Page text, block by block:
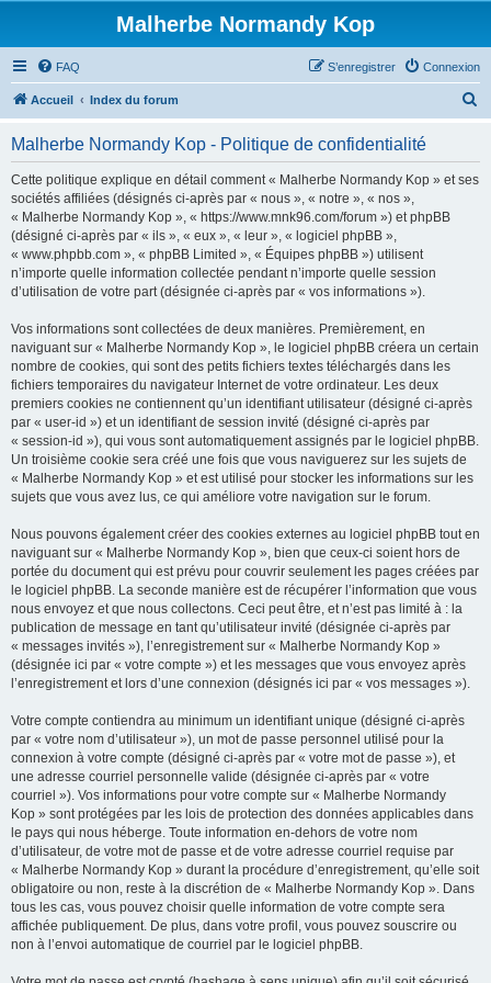
Malherbe Normandy Kop
FAQ Connexion
S’enregistrer
Accueil Index du forum
Malherbe Normandy Kop - Politique de confidentialité
Cette politique explique en détail comment « Malherbe Normandy Kop » et ses
sociétés affiliées (désignés ci-après par « nous », « notre », « nos »,
« Malherbe Normandy Kop », « https://www.mnk96.com/forum ») et phpBB
(désigné ci-après par « ils », « eux », « leur », « logiciel phpBB »,
« www.phpbb.com », « phpBB Limited », « Équipes phpBB ») utilisent
n’importe quelle information collectée pendant n’importe quelle session
d’utilisation de votre part (désignée ci-après par « vos informations »).
Vos informations sont collectées de deux manières. Premièrement, en
naviguant sur « Malherbe Normandy Kop », le logiciel phpBB créera un certain
nombre de cookies, qui sont des petits fichiers textes téléchargés dans les
fichiers temporaires du navigateur Internet de votre ordinateur. Les deux
premiers cookies ne contiennent qu’un identifiant utilisateur (désigné ci-après
par « user-id ») et un identifiant de session invité (désigné ci-après par
« session-id »), qui vous sont automatiquement assignés par le logiciel phpBB.
Un troisième cookie sera créé une fois que vous naviguerez sur les sujets de
« Malherbe Normandy Kop » et est utilisé pour stocker les informations sur les
sujets que vous avez lus, ce qui améliore votre navigation sur le forum.
Nous pouvons également créer des cookies externes au logiciel phpBB tout en
naviguant sur « Malherbe Normandy Kop », bien que ceux-ci soient hors de
portée du document qui est prévu pour couvrir seulement les pages créées par
le logiciel phpBB. La seconde manière est de récupérer l’information que vous
nous envoyez et que nous collectons. Ceci peut être, et n’est pas limité à : la
publication de message en tant qu’utilisateur invité (désignée ci-après par
« messages invités »), l’enregistrement sur « Malherbe Normandy Kop »
(désignée ici par « votre compte ») et les messages que vous envoyez après
l’enregistrement et lors d’une connexion (désignés ici par « vos messages »).
Votre compte contiendra au minimum un identifiant unique (désigné ci-après
par « votre nom d’utilisateur »), un mot de passe personnel utilisé pour la
connexion à votre compte (désigné ci-après par « votre mot de passe »), et
une adresse courriel personnelle valide (désignée ci-après par « votre
courriel »). Vos informations pour votre compte sur « Malherbe Normandy
Kop » sont protégées par les lois de protection des données applicables dans
le pays qui nous héberge. Toute information en-dehors de votre nom
d’utilisateur, de votre mot de passe et de votre adresse courriel requise par
« Malherbe Normandy Kop » durant la procédure d’enregistrement, qu’elle soit
obligatoire ou non, reste à la discrétion de « Malherbe Normandy Kop ». Dans
tous les cas, vous pouvez choisir quelle information de votre compte sera
affichée publiquement. De plus, dans votre profil, vous pouvez souscrire ou
non à l’envoi automatique de courriel par le logiciel phpBB.